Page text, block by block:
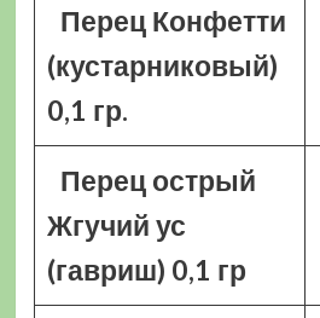
Перец Конфетти
(кустарниковый)
0,1 гр.
Перец острый
Жгучий ус
(гавриш) 0,1 гр